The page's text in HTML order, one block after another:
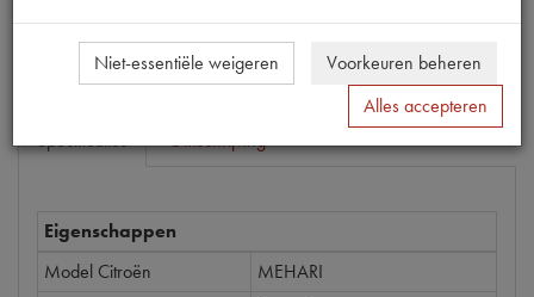
Specificaties Omschrijving
Eigenschappen
Model Citroën
MEHARI
Niet-essentiële weigeren
Voorkeuren beheren
Alles accepteren